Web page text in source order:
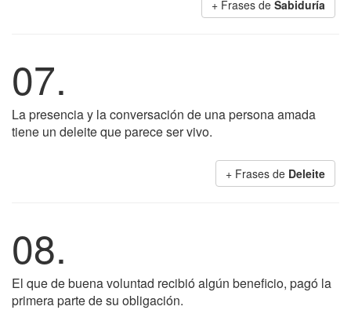
+ Frases de Sabiduría
07.
La presencia y la conversación de una persona amada
tiene un deleite que parece ser vivo.
+ Frases de Deleite
08.
El que de buena voluntad recibió algún beneficio, pagó la
primera parte de su obligación.